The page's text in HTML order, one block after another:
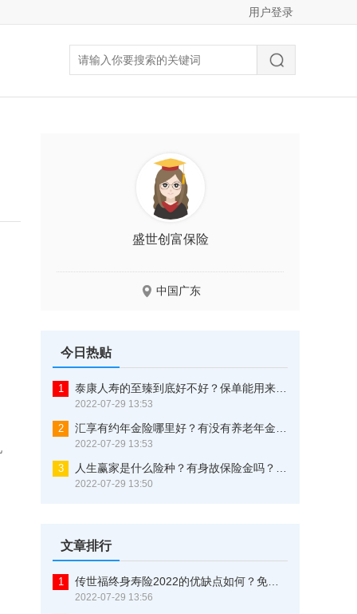
用户登录
盛世创富保险
中国广东
今日热贴
1
2022-07-29 13:53
2
2022-07-29 13:53
3
2022-07-29 13:50
文章排行
1
2022-07-29 13:56